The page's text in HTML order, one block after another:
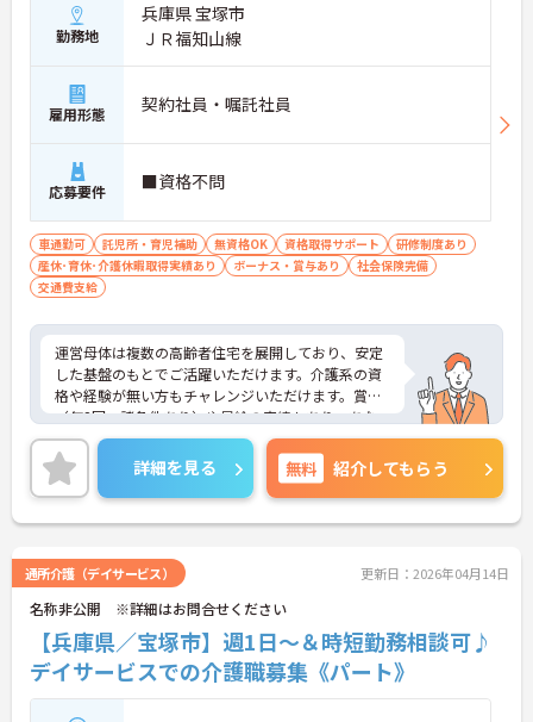
勤務地
兵庫県 宝塚市
ＪＲ福知山線
雇用形態 契約社員・嘱託社員
応募要件 ■資格不問
車通勤可 託児所・育児補助 無資格OK 資格取得サポート
研修制度あり
産休･育休･介護休暇取得実績あり
ボーナス・賞与あり
社会保険完備
交通費支給
運営母体は複数の高齢者住宅を展開しており、安定
した基盤のもとでご活躍いただけます。介護系の資
格や経験が無い方もチャレンジいただけます。賞与
（年2回、諸条件あり）や昇給の実績もあり、あな
たの頑張りがしっかりと評価されます。無料の社員
給食（1日1食）や、育休からの復職をサポートする
育児給付金+（プラス）制度（最大10万円）、資格
取得支援制度（最大10万円補助）など、福利厚生も
充実しています。社内研修やキャリアパス制度も整
す。ご興味のある方には、面接対策ポイントなど、
さらに詳細をお話ししますのでお気軽にご相談くだ
さい！
詳細を見る 無料 紹介してもらう
通所介護（デイサービス） 更新日：2026年04月14日
名称非公開 ※詳細はお問合せください
【兵庫県／宝塚市】週1日～＆時短勤務相談可♪
デイサービスでの介護職募集《パート》